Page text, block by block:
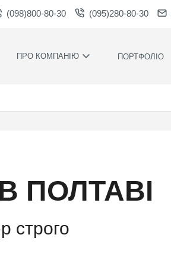
(098)800-80-30 (095)280-80-30
ПРО КОМПАНІЮ
ЗАВАНТАЖЕННЯ
ПОРТФОЛІО
ПОЛТАВІ
строго